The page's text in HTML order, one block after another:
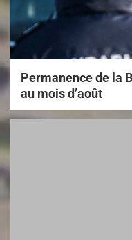
Permanence de la
au mois d’août